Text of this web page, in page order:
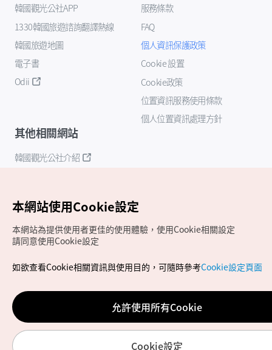
韓國觀光公社APP
1330韓國旅遊諮詢翻譯熱線
韓國旅遊地圖
電子書
Odii
服務條款
FAQ
個人資訊保護政策
Cookie 設置
Cookie政策
位置資訊服務使用條款
個人位置資訊處理方針
其他相關網站
韓國觀光公社介紹
Copyrights (c) 韓國觀光公社版權所有
如有相關疑問或建議，歡迎來信至官方信箱
chinese_big5@knto.or.kr
本網站使用Cookie設定
本網站為提供使用者更佳的使用體驗，使用Cookie相關設定
請同意使用Cookie設定
如欲查看Cookie相關資訊與使用目的，可隨時參考Cookie設定頁面
允許使用所有Cookie
Cookie設定